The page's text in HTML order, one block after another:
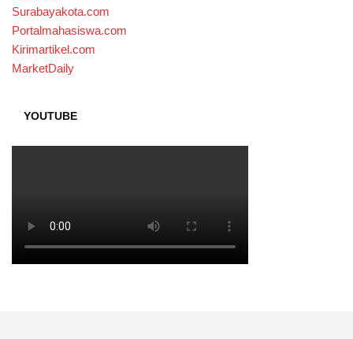
Surabayakota.com
Portalmahasiswa.com
Kirimartikel.com
MarketDaily
YOUTUBE